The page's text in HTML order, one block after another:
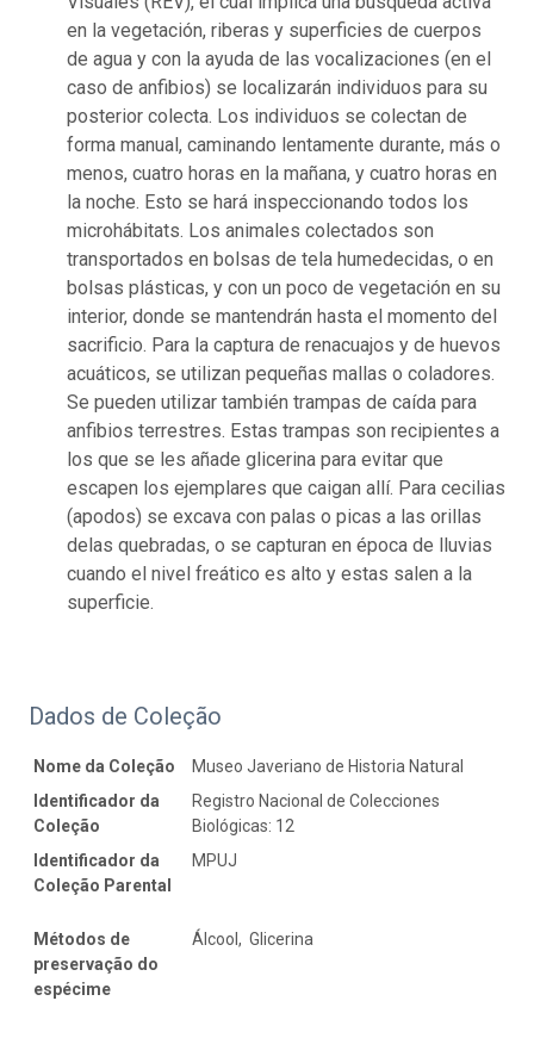
en la vegetación, riberas y superficies de cuerpos
de agua y con la ayuda de las vocalizaciones (en el
caso de anfibios) se localizarán individuos para su
posterior colecta. Los individuos se colectan de
forma manual, caminando lentamente durante, más o
menos, cuatro horas en la mañana, y cuatro horas en
la noche. Esto se hará inspeccionando todos los
microhábitats. Los animales colectados son
transportados en bolsas de tela humedecidas, o en
bolsas plásticas, y con un poco de vegetación en su
interior, donde se mantendrán hasta el momento del
sacrificio. Para la captura de renacuajos y de huevos
acuáticos, se utilizan pequeñas mallas o coladores.
Se pueden utilizar también trampas de caída para
anfibios terrestres. Estas trampas son recipientes a
los que se les añade glicerina para evitar que
escapen los ejemplares que caigan allí. Para cecilias
(apodos) se excava con palas o picas a las orillas
delas quebradas, o se capturan en época de lluvias
cuando el nivel freático es alto y estas salen a la
superficie.
Dados de Coleção
Nome da Coleção
Museo Javeriano de Historia Natural
Identificador da
Coleção
Registro Nacional de Colecciones
Biológicas: 12
Identificador da
Coleção Parental
MPUJ
Métodos de
preservação do
espécime
Álcool, Glicerina